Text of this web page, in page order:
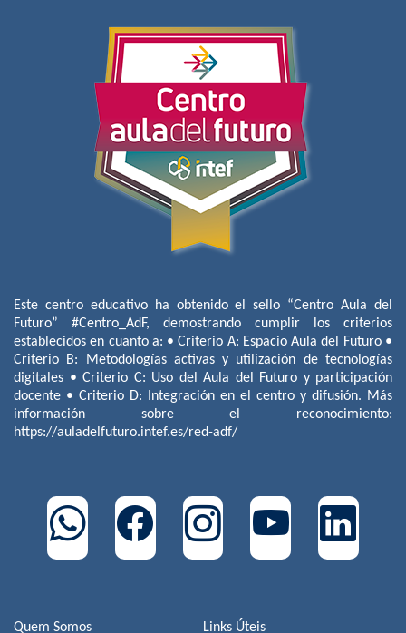
Quem Somos Links Úteis
Este centro educativo ha obtenido el sello “Centro Aula del
Futuro” #Centro_AdF, demostrando cumplir los criterios
establecidos en cuanto a: • Criterio A: Espacio Aula del Futuro •
Criterio B: Metodologías activas y utilización de tecnologías
digitales • Criterio C: Uso del Aula del Futuro y participación
docente • Criterio D: Integración en el centro y difusión. Más
información sobre el reconocimiento:
https://auladelfuturo.intef.es/red-adf/